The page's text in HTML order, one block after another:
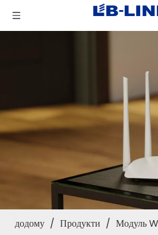
додому / Продукти / Модуль